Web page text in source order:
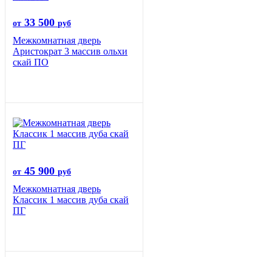
от 33 500 руб
Межкомнатная дверь
Аристократ 3 массив ольхи
скай ПО
от 45 900 руб
Межкомнатная дверь
Классик 1 массив дуба скай
ПГ